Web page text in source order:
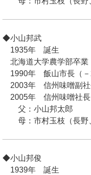
◆小山邦武
1935年 誕生
北海道大学農学部卒業
1990年 飯山市長（－
2003年 信州味噌副社
2005年 信州味噌社長
父：小山邦太郎
母：市村玉枝（長野
◆小山邦俊
1939年 誕生